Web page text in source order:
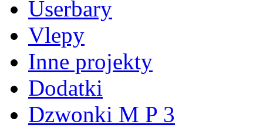
Userbary
Vlepy
Inne projekty
Dodatki
Dzwonki M P 3